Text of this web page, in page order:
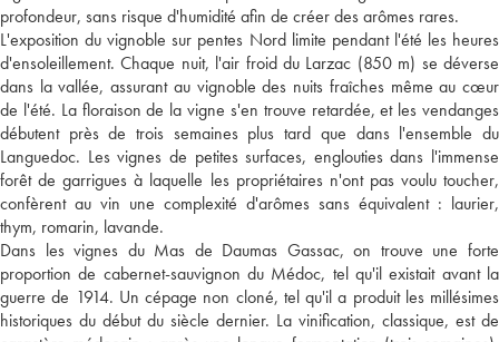
profondeur, sans risque d'humidité afin de créer des arômes rares.
L'exposition du vignoble sur pentes Nord limite pendant l'été les heures
d'ensoleillement. Chaque nuit, l'air froid du Larzac (850 m) se déverse
dans la vallée, assurant au vignoble des nuits fraîches même au cœur
de l'été. La floraison de la vigne s'en trouve retardée, et les vendanges
débutent près de trois semaines plus tard que dans l'ensemble du
Languedoc. Les vignes de petites surfaces, englouties dans l'immense
forêt de garrigues à laquelle les propriétaires n'ont pas voulu toucher,
confèrent au vin une complexité d'arômes sans équivalent : laurier,
thym, romarin, lavande.
Dans les vignes du Mas de Daumas Gassac, on trouve une forte
proportion de cabernet-sauvignon du Médoc, tel qu'il existait avant la
guerre de 1914. Un cépage non cloné, tel qu'il a produit les millésimes
historiques du début du siècle dernier. La vinification, classique, est de